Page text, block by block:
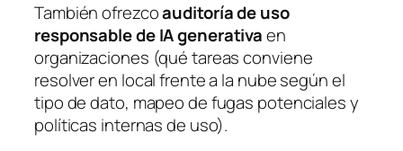
También ofrezcoauditoría de uso
responsable de IA generativaen
organizaciones (qué tareas conviene
resolver en local frente a la nube según el
tipo de dato, mapeo de fugas potenciales y
políticas internas de uso).